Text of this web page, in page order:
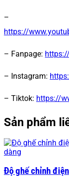
–
https://
– Fanpage:
– Instagram:
– Tiktok: https://
Sản phẩm
Độ ghế chỉnh